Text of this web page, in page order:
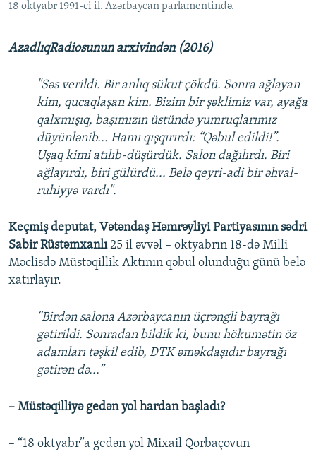
AZADLIQRADIOSU MOBIL TELEFONUNUZDA
RFE/RL-in bütün saytları
18 oktyabr 1991-ci il. Azərbaycan parlamentində.
AzadlıqRadiosunun arxivindən (2016)
"Səs verildi. Bir anlıq sükut çökdü. Sonra ağlayan
kim, qucaqlaşan kim. Bizim bir şəklimiz var, ayağa
qalxmışıq, başımızın üstündə yumruqlarımız
düyünlənib... Hamı qışqırırdı: “Qəbul edildi!”.
Uşaq kimi atılıb-düşürdük. Salon dağılırdı. Biri
ağlayırdı, biri gülürdü... Belə qeyri-adi bir əhval-
ruhiyyə vardı".
Keçmiş deputat, Vətəndaş Həmrəyliyi Partiyasının sədri
Sabir Rüstəmxanlı25 il əvvəl – oktyabrın 18-də Milli
Məclisdə Müstəqillik Aktının qəbul olunduğu günü belə
xatırlayır.
“Birdən salona Azərbaycanın üçrəngli bayrağı
gətirildi. Sonradan bildik ki, bunu hökumətin öz
adamları təşkil edib, DTK əməkdaşıdır bayrağı
gətirən də...”
– Müstəqilliyə gedən yol hardan başladı?
– “18 oktyabr”a gedən yol Mixail Qorbaçovun